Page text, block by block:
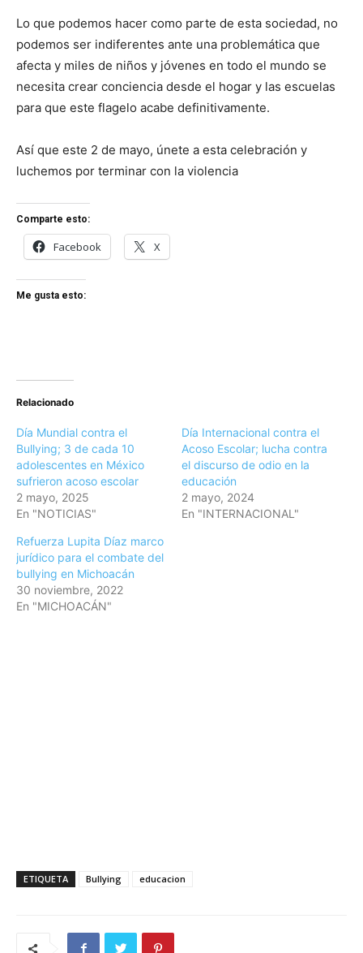
Lo que podemos hacer como parte de esta sociedad, no
podemos ser indiferentes ante una problemática que
afecta y miles de niños y jóvenes en todo el mundo se
necesita crear conciencia desde el hogar y las escuelas
para que este flagelo acabe definitivamente.
Así que este 2 de mayo, únete a esta celebración y
luchemos por terminar con la violencia
Comparte esto:
Facebook X
Me gusta esto:
Relacionado
Día Mundial contra el
Bullying; 3 de cada 10
adolescentes en México
sufrieron acoso escolar
2 mayo, 2025
En "NOTICIAS"
Día Internacional contra el
Acoso Escolar; lucha contra
el discurso de odio en la
educación
2 mayo, 2024
En "INTERNACIONAL"
Refuerza Lupita Díaz marco
jurídico para el combate del
bullying en Michoacán
30 noviembre, 2022
En "MICHOACÁN"
ETIQUETA Bullying educacion